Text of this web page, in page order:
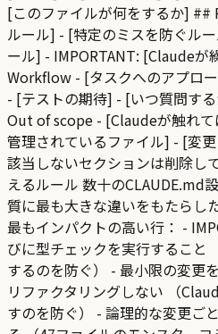
[このファイルが何をするか] ##
ルール] - [特定のミスを防ぐル
ール] - IMPORTANT: [Claudeが
Workflow - [タスクへのアプロ
- [テストの期待] - [いつ質問す
Out of scope - [Claudeが触れ
管理されているファイル] - [変
該当しないセクションは削除し
えるルール 数十のCLAUDE.md
質に最も大きな違いをもたら
最もインパクトの高い行： -
びに型チェックを実行すること
するのを防ぐ） - 最小限の変更
リファクタリングしない （
すのを防ぐ） - 論理的な変更ご